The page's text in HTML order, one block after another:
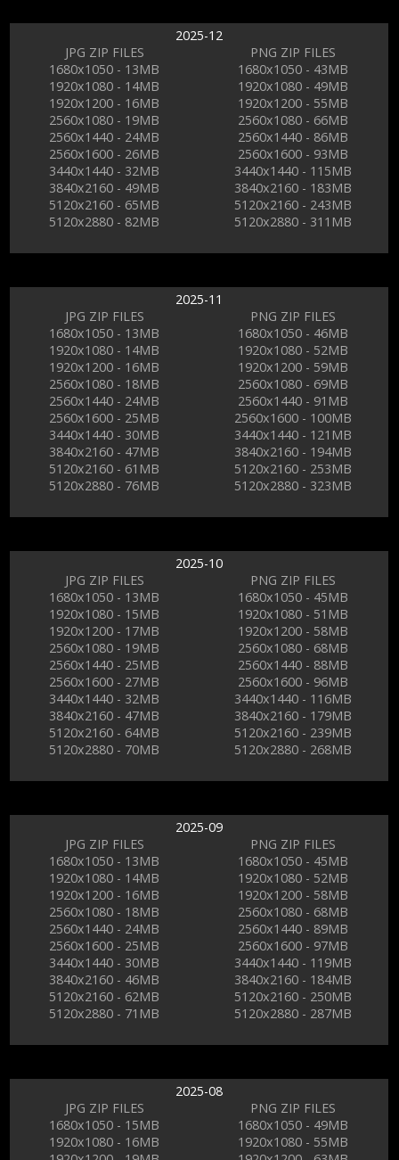
2025-12
JPG ZIP FILES
1680x1050 - 13MB
1920x1080 - 14MB
1920x1200 - 16MB
2560x1080 - 19MB
2560x1440 - 24MB
2560x1600 - 26MB
3440x1440 - 32MB
3840x2160 - 49MB
5120x2160 - 65MB
5120x2880 - 82MB
PNG ZIP FILES
1680x1050 - 43MB
1920x1080 - 49MB
1920x1200 - 55MB
2560x1080 - 66MB
2560x1440 - 86MB
2560x1600 - 93MB
3440x1440 - 115MB
3840x2160 - 183MB
5120x2160 - 243MB
5120x2880 - 311MB
2025-11
JPG ZIP FILES
1680x1050 - 13MB
1920x1080 - 14MB
1920x1200 - 16MB
2560x1080 - 18MB
2560x1440 - 24MB
2560x1600 - 25MB
3440x1440 - 30MB
3840x2160 - 47MB
5120x2160 - 61MB
5120x2880 - 76MB
PNG ZIP FILES
1680x1050 - 46MB
1920x1080 - 52MB
1920x1200 - 59MB
2560x1080 - 69MB
2560x1440 - 91MB
2560x1600 - 100MB
3440x1440 - 121MB
3840x2160 - 194MB
5120x2160 - 253MB
5120x2880 - 323MB
2025-10
JPG ZIP FILES
1680x1050 - 13MB
1920x1080 - 15MB
1920x1200 - 17MB
2560x1080 - 19MB
2560x1440 - 25MB
2560x1600 - 27MB
3440x1440 - 32MB
3840x2160 - 47MB
5120x2160 - 64MB
5120x2880 - 70MB
PNG ZIP FILES
1680x1050 - 45MB
1920x1080 - 51MB
1920x1200 - 58MB
2560x1080 - 68MB
2560x1440 - 88MB
2560x1600 - 96MB
3440x1440 - 116MB
3840x2160 - 179MB
5120x2160 - 239MB
5120x2880 - 268MB
2025-09
JPG ZIP FILES
1680x1050 - 13MB
1920x1080 - 14MB
1920x1200 - 16MB
2560x1080 - 18MB
2560x1440 - 24MB
2560x1600 - 25MB
3440x1440 - 30MB
3840x2160 - 46MB
5120x2160 - 62MB
5120x2880 - 71MB
PNG ZIP FILES
1680x1050 - 45MB
1920x1080 - 52MB
1920x1200 - 58MB
2560x1080 - 68MB
2560x1440 - 89MB
2560x1600 - 97MB
3440x1440 - 119MB
3840x2160 - 184MB
5120x2160 - 250MB
5120x2880 - 287MB
2025-08
JPG ZIP FILES
1680x1050 - 15MB
1920x1080 - 16MB
PNG ZIP FILES
1680x1050 - 49MB
1920x1080 - 55MB